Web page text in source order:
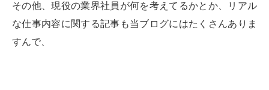
その他、現役の業界社員が何を考えてるかとか、リアル
な仕事内容に関する記事も当ブログにはたくさんありま
すんで、